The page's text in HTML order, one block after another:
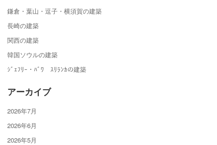
鎌倉・葉山・逗子・横須賀の建築
長崎の建築
関西の建築
韓国ソウルの建築
ｼﾞｪﾌﾘｰ・ﾊﾞﾜ ｽﾘﾗﾝｶの建築
アーカイブ
2026年7月
2026年6月
2026年5月